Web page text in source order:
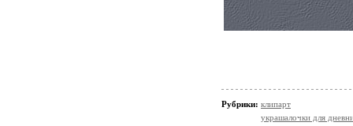
Рубрики: клипарт
украшалочки для